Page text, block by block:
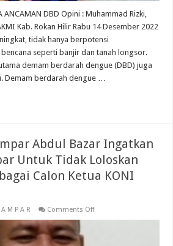
ANCAMAN DBD Opini : Muhammad Rizki,
Kab. Rokan Hilir Rabu 14 Desember 2022
tidak hanya berpotensi
seperti banjir dan tanah longsor.
demam berdarah dengue (DBD) juga
Demam berdarah dengue …
Abdul Bazar Ingatkan
Untuk Tidak Loloskan
Calon Ketua KONI
A M P A R Comments Offon